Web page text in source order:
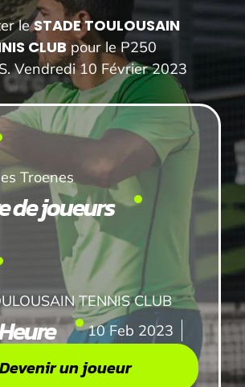
leSTADE TOULOUSAIN
CLUB pour le P250
Vendredi 10 Février 2023
Troenes
de joueurs
TENNIS CLUB
10 Feb 2023
Devenir un joueur